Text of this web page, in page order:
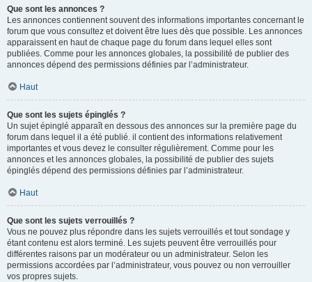
Que sont les annonces ?
Les annonces contiennent souvent des informations importantes concernant le
forum que vous consultez et doivent être lues dès que possible. Les annonces
apparaissent en haut de chaque page du forum dans lequel elles sont
publiées. Comme pour les annonces globales, la possibilité de publier des
annonces dépend des permissions définies par l’administrateur.
Haut
Que sont les sujets épinglés ?
Un sujet épinglé apparaît en dessous des annonces sur la première page du
forum dans lequel il a été publié. il contient des informations relativement
importantes et vous devez le consulter régulièrement. Comme pour les
annonces et les annonces globales, la possibilité de publier des sujets
épinglés dépend des permissions définies par l’administrateur.
Haut
Que sont les sujets verrouillés ?
Vous ne pouvez plus répondre dans les sujets verrouillés et tout sondage y
étant contenu est alors terminé. Les sujets peuvent être verrouillés pour
différentes raisons par un modérateur ou un administrateur. Selon les
permissions accordées par l’administrateur, vous pouvez ou non verrouiller
vos propres sujets.